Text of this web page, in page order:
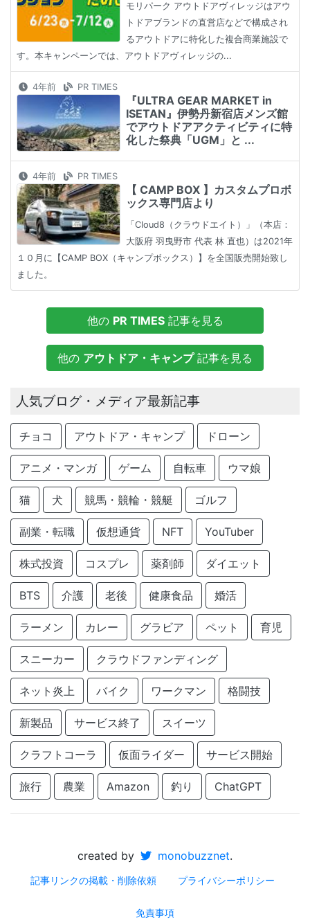
モリパーク アウトドアヴィレッジはアウ
トドアブランドの直営店などで構成され
るアウトドアに特化した複合商業施設で
す。本キャンペーンでは、アウトドアヴィレッジの...
4年前 PR TIMES
『ULTRA GEAR MARKET in
ISETAN』伊勢丹新宿店メンズ館
でアウトドアアクティビティに特
化した祭典「UGM」と ...
4年前 PR TIMES
【 CAMP BOX 】カスタムプロボ
ックス専門店より
「Cloud8（クラウドエイト）」（本店：
大阪府 羽曳野市 代表 林 直也）は2021年
１０月に【CAMP BOX（キャンプボックス）】を全国販売開始致し
ました。
他の PR TIMES記事を見る
他の アウトドア・キャンプ記事を見る
人気ブログ・メディア最新記事
チョコ アウトドア・キャンプ ドローン
アニメ・マンガ ゲーム 自転車 ウマ娘
猫 犬 競馬・競輪・競艇 ゴルフ
副業・転職 仮想通貨 NFT YouTuber
株式投資 コスプレ 薬剤師 ダイエット
BTS 介護 老後 健康食品 婚活
ラーメン カレー グラビア ペット 育児
スニーカー クラウドファンディング
ネット炎上 バイク ワークマン 格闘技
新製品 サービス終了 スイーツ
クラフトコーラ 仮面ライダー サービス開始
旅行 農業 Amazon 釣り ChatGPT
created by monobuzznet.
記事リンクの掲載・削除依頼 プライバシーポリシー
免責事項